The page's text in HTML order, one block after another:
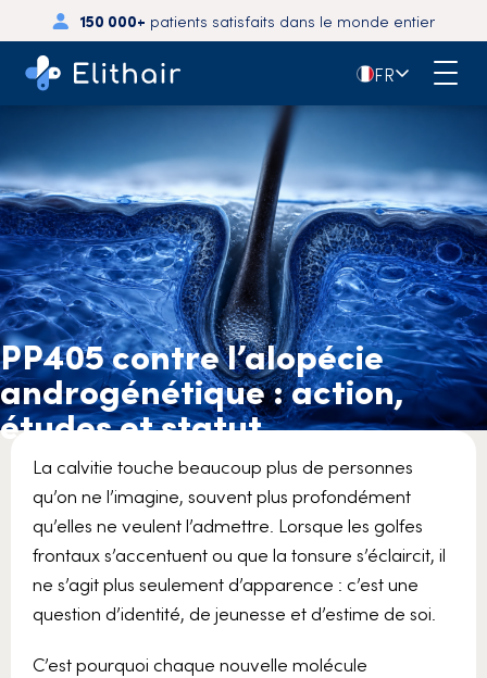
150 000+ patients satisfaits dans le monde entier
🇫🇷FR
PP405 contre l’alopécie
androgénétique : action,
études et statut
La calvitie touche beaucoup plus de personnes
qu’on ne l’imagine, souvent plus profondément
qu’elles ne veulent l’admettre. Lorsque les golfes
frontaux s’accentuent ou que la tonsure s’éclaircit, il
ne s’agit plus seulement d’apparence : c’est une
question d’identité, de jeunesse et d’estime de soi.
C’est pourquoi chaque nouvelle molécule